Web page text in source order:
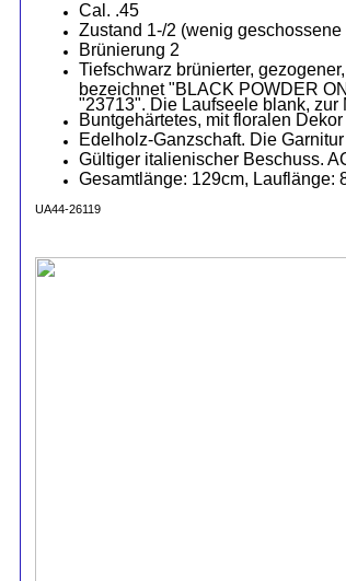
Cal. .45
Zustand 1-/2 (wenig
Brünierung 2
Tiefschwarz brünierter,
bezeichnet "BLACK POWDER
"23713". Die Laufseele blank, zur
Buntgehärtetes, mit floralen
Edelholz-Ganzschaft. Die
Gültiger italienischer Beschuss.
Gesamtlänge: 129cm, Lauflänge:
UA44-26119